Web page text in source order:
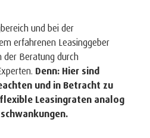
und bei der
erfahrenen Leasinggeber
der Beratung durch
Denn: Hier sind
und in Betracht zu
Leasingraten analog